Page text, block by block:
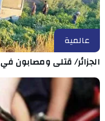
عالمية
الجزائر/ قتلى ومصابون